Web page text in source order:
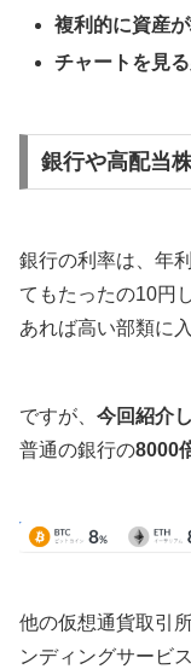
複利的に資産
チャートを見
銀行や高配当
銀行の利率は、年
てもたったの10円
あれば高い部類に
ですが、 今回紹介
普通の銀行の8000
他の仮想通貨取引
ンディングサービ